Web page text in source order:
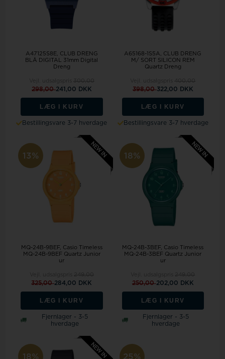
A47125S8E, CLUB DRENG
BLÅ DIGITAL 31mm Digital
Dreng
298,00241,00 DKK
LÆG I KURV
Bestillingsvare 3-7 hverdage
A65168-1S5A, CLUB DRENG
M/ SORT SILICON REM
Quartz Dreng
398,00322,00 DKK
LÆG I KURV
Bestillingsvare 3-7 hverdage
13%
MQ-24B-9BEF, Casio Timeless
MQ-24B-9BEF Quartz Junior
ur
325,00284,00 DKK
LÆG I KURV
Fjernlager - 3-5
hverdage
18%
MQ-24B-3BEF, Casio Timeless
MQ-24B-3BEF Quartz Junior
ur
250,00202,00 DKK
LÆG I KURV
Fjernlager - 3-5
hverdage
18% 25%